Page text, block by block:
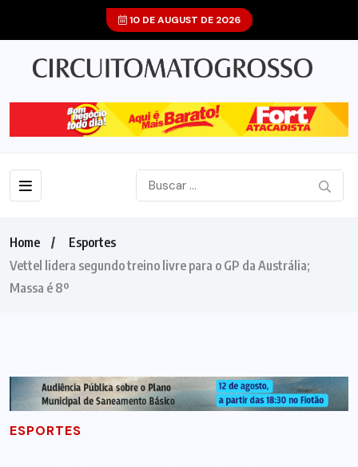
10 DE AUGUST DE 2026
Home
Esportes
Vettel lidera segundo treino livre para o GP da Austrália;
Massa é 8º
ESPORTES